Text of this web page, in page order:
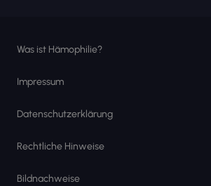
Was ist Hämophilie?
Impressum
Datenschutzerklärung
Rechtliche Hinweise
Bildnachweise